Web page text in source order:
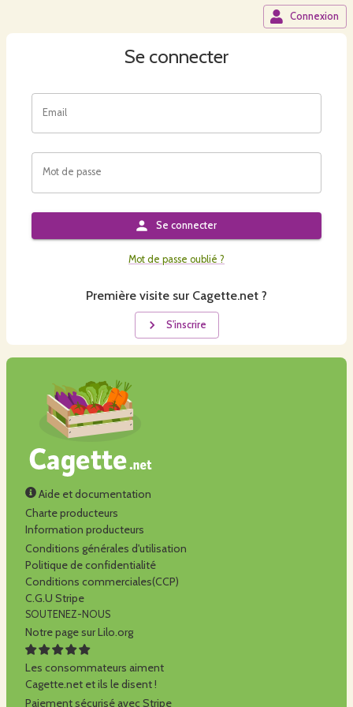
Connexion
Se connecter
Email
Mot de passe
Se connecter
Mot de passe oublié ?
Première visite sur Cagette.net ?
S'inscrire
Aide et documentation
Charte producteurs
Information producteurs
Conditions générales d'utilisation
Politique de confidentialité
Conditions commerciales(CCP)
C.G.U Stripe
SOUTENEZ-NOUS
Notre page sur Lilo.org
Les consommateurs aiment
Cagette.net et ils le disent !
Paiement sécurisé avec Stripe